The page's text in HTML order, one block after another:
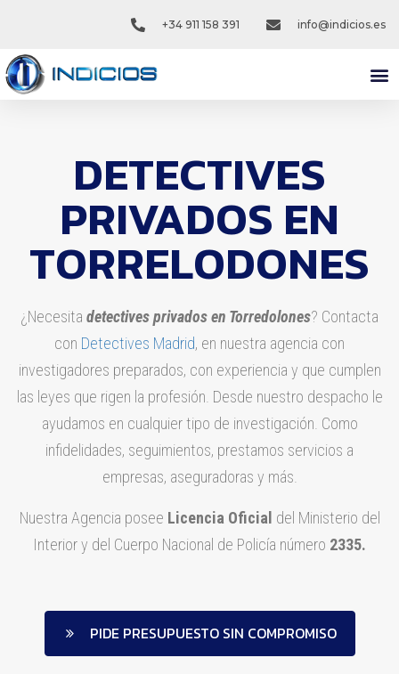
+34 911 158 391 info@indicios.es
DETECTIVES
PRIVADOS EN
TORRELODONES
¿Necesita detectives privados en Torredolones? Contacta
con Detectives Madrid, en nuestra agencia con
investigadores preparados, con experiencia y que cumplen
las leyes que rigen la profesión. Desde nuestro despacho le
ayudamos en cualquier tipo de investigación. Como
infidelidades, seguimientos, prestamos servicios a
empresas, aseguradoras y más.
Nuestra Agencia posee Licencia Oficial del Ministerio del
Interior y del Cuerpo Nacional de Policía número 2335.
PIDE PRESUPUESTO SIN COMPROMISO